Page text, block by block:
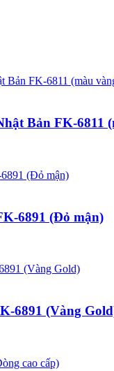
Bản FK-6811
6891 (Đỏ mận)
6891 (Vàng